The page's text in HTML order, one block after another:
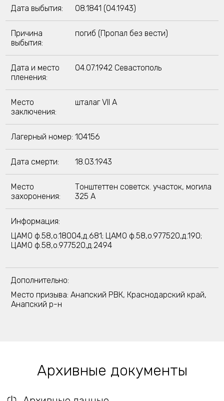
Дата выбытия: 08.1841 (04.1943)
Причина
выбытия:
погиб (Пропал без вести)
Дата и место
пленения:
04.07.1942 Севастополь
Место
заключения:
шталаг VII A
Лагерный номер: 104156
Дата смерти: 18.03.1943
Место
захоронения:
Тонштеттен советск. участок, могила
325 A
Информация:
ЦАМО ф.58,о.18004,д.681; ЦАМО ф.58,о.977520,д.190;
ЦАМО ф.58,о.977520,д.2494
Дополнительно:
Место призыва: Анапский РВК, Краснодарский край,
Анапский р-н
Архивные документы